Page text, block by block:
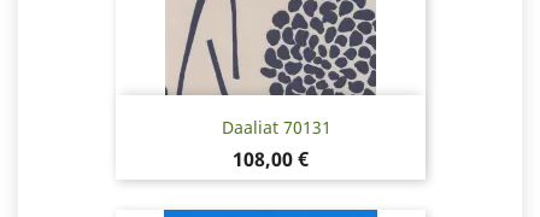
Daaliat 70131
Hinta
108,00 €